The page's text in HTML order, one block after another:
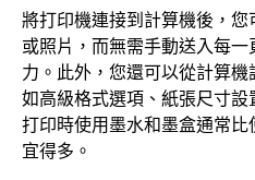
將打印機連接到計算機後，
或照片，而無需手動送入每
力。此外，您還可以從計算
如高級格式選項、紙張尺寸
打印時使用墨水和墨盒通常
宜得多。